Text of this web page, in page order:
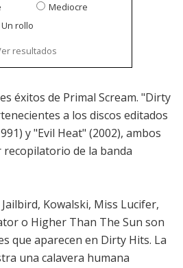
Mediocre
Un rollo
resultados
éxitos de Primal Scream. "Dirty
a los discos editados
y "Evil Heat" (2002), ambos
recopilatorio de la banda
Kowalski, Miss Lucifer,
o Higher Than The Sun son
que aparecen en Dirty Hits. La
una calavera humana